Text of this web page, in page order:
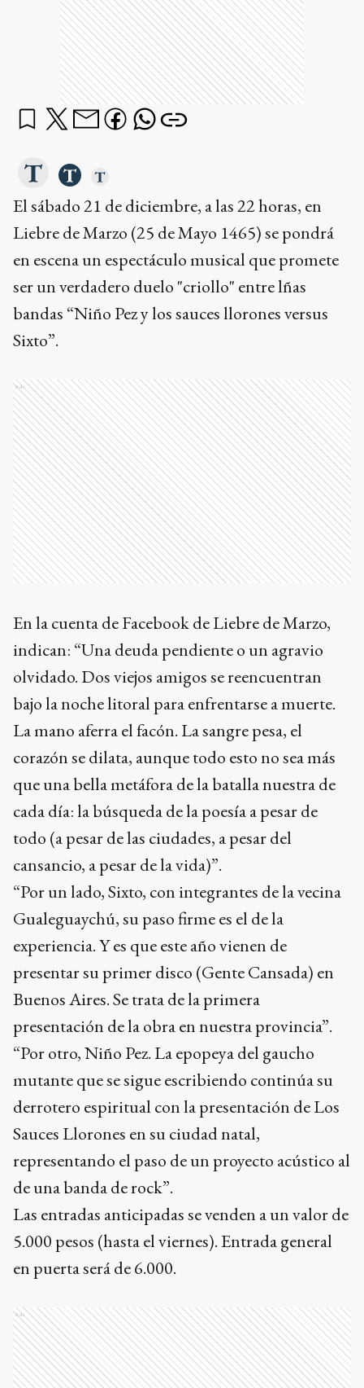
El sábado 21 de diciembre, a las 22 horas, en
Liebre de Marzo (25 de Mayo 1465) se pondrá
en escena un espectáculo musical que promete
ser un verdadero duelo "criollo" entre lñas
bandas “Niño Pez y los sauces llorones versus
Sixto”.
Ads
En la cuenta de Facebook de Liebre de Marzo,
indican: “Una deuda pendiente o un agravio
olvidado. Dos viejos amigos se reencuentran
bajo la noche litoral para enfrentarse a muerte.
La mano aferra el facón. La sangre pesa, el
corazón se dilata, aunque todo esto no sea más
que una bella metáfora de la batalla nuestra de
cada día: la búsqueda de la poesía a pesar de
todo (a pesar de las ciudades, a pesar del
cansancio, a pesar de la vida)”.
“Por un lado, Sixto, con integrantes de la vecina
Gualeguaychú, su paso firme es el de la
experiencia. Y es que este año vienen de
presentar su primer disco (Gente Cansada) en
Buenos Aires. Se trata de la primera
presentación de la obra en nuestra provincia”.
“Por otro, Niño Pez. La epopeya del gaucho
mutante que se sigue escribiendo continúa su
derrotero espiritual con la presentación de Los
Sauces Llorones en su ciudad natal,
representando el paso de un proyecto acústico al
de una banda de rock”.
Las entradas anticipadas se venden a un valor de
5.000 pesos (hasta el viernes). Entrada general
en puerta será de 6.000.
Ads